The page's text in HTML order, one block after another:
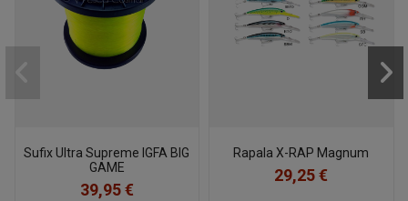
Sufix Ultra Supreme IGFA BIG
GAME
39,95 €
Rapala X-RAP Magnum
29,25 €